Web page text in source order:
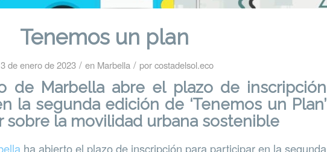
Tenemos un plan
de enero de 2023 / en Marbella / porcostadelsol.eco
de Marbella abre el plazo de inscripción
la segunda edición de ‘Tenemos un Plan’
sobre la movilidad urbana sostenible
ha abierto el plazo de inscripción para participar en la segunda